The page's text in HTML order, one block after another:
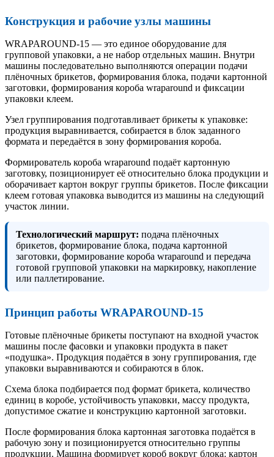
Конструкция и рабочие узлы машины
WRAPAROUND-15 — это единое оборудование для
групповой упаковки, а не набор отдельных машин. Внутри
машины последовательно выполняются операции подачи
плёночных брикетов, формирования блока, подачи картонной
заготовки, формирования короба wraparound и фиксации
упаковки клеем.
Узел группирования подготавливает брикеты к упаковке:
продукция выравнивается, собирается в блок заданного
формата и передаётся в зону формирования короба.
Формирователь короба wraparound подаёт картонную
заготовку, позиционирует её относительно блока продукции и
оборачивает картон вокруг группы брикетов. После фиксации
клеем готовая упаковка выводится из машины на следующий
участок линии.
Технологический маршрут: подача плёночных
брикетов, формирование блока, подача картонной
заготовки, формирование короба wraparound и передача
готовой групповой упаковки на маркировку, накопление
или паллетирование.
Принцип работы WRAPAROUND-15
Готовые плёночные брикеты поступают на входной участок
машины после фасовки и упаковки продукта в пакет
«подушка». Продукция подаётся в зону группирования, где
упаковки выравниваются и собираются в блок.
Схема блока подбирается под формат брикета, количество
единиц в коробе, устойчивость упаковки, массу продукта,
допустимое сжатие и конструкцию картонной заготовки.
После формирования блока картонная заготовка подаётся в
рабочую зону и позиционируется относительно группы
продукции. Машина формирует короб вокруг блока: картон